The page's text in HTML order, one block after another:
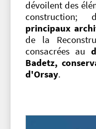
dévoilent des
construction;
principaux
de la
consacrées au
Badetz,
d'Orsay.